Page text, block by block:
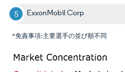
ExxonMobil Corp
*免責事項:主要選手の並び順不同